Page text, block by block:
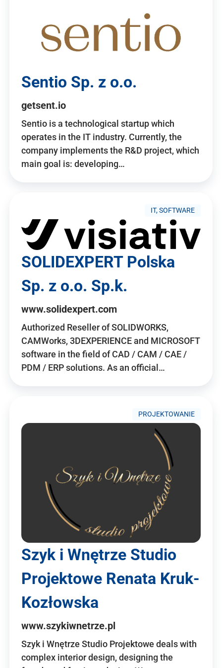
Sentio Sp. z o.o.
getsent.io
Sentio is a technological startup which
operates in the IT industry. Currently, the
company implements the R&D project, which
main goal is: developing…
IT, SOFTWARE
SOLIDEXPERT Polska
Sp. z o.o. Sp.k.
www.solidexpert.com
Authorized Reseller of SOLIDWORKS,
CAMWorks, 3DEXPERIENCE and MICROSOFT
software in the field of CAD / CAM / CAE /
PDM / ERP solutions. As an official…
PROJEKTOWANIE
Szyk i Wnętrze Studio
Projektowe Renata Kruk-
Kozłowska
www.szykiwnetrze.pl
Szyk i Wnętrze Studio Projektowe deals with
complex interior design, designing the